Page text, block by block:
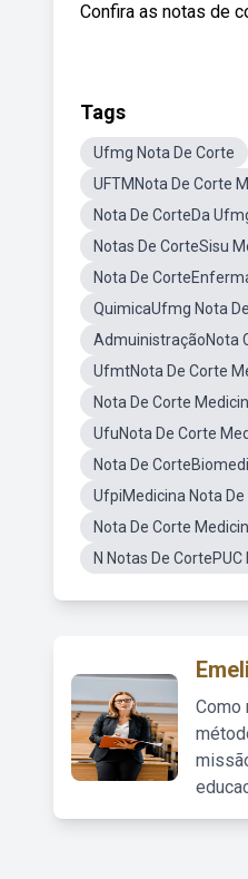
Confira as notas de
Tags
Ufmg Nota De Corte
UFTMNota De Corte
Nota De CorteDa
Notas De CorteSisu
Nota De
QuimicaUfmg Nota
AdmuinistraçãoNota
UfmtNota De Corte
Nota De Corte
UfuNota De Corte
Nota De
UfpiMedicina Nota De
Nota De Corte
N Notas De
Como